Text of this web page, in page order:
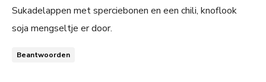
Sukadelappen met sperciebonen en een chili, knoflook
soja mengseltje er door.
Beantwoorden